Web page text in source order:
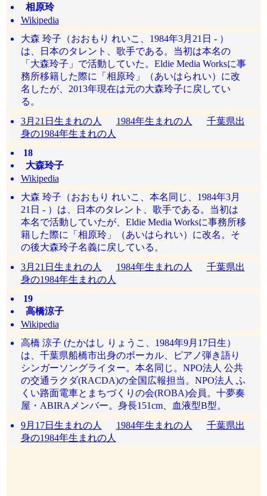
相原玲
Wikipedia
大森 玲子（おおもり れいこ、1984年3月21日 - ）
は、日本のタレント、歌手である。当初は本名の
「大森玲子」で活動していた。Eldie Media Worksに事
務所移籍した際に「相原玲」（あいはられい）に改
名したが、2013年現在は元の大森玲子に戻してい
る。
3月21日生まれの人
1984年生まれの人
千葉県出
身の1984年生まれの人
18
大森玲子
Wikipedia
大森 玲子（おおもり れいこ、本名同じ、1984年3月
21日 - ）は、日本のタレント、歌手である。当初は
本名で活動していたが、Eldie Media Worksに事務所移
籍した際に「相原玲」（あいはられい）に改名。そ
の後大森玲子名義に戻している。
3月21日生まれの人
1984年生まれの人
千葉県出
身の1984年生まれの人
19
高橋涼子
Wikipedia
高橋 涼子 (たかはし りょうこ、1984年9月17日生）
は、千葉県船橋市出身のボーカル、ピアノ弾き語り
シンガーソングライター。本名同じ。NPO法人 公共
の交通ラクダ(RACDA)の全国広報担当。NPO法人 ふ
くい路面電車とまちづくりの会(ROBA)会員。十夢奏
屋・ABIRAメンバー。身長151cm、血液型B型。
9月17日生まれの人
1984年生まれの人
千葉県出
身の1984年生まれの人